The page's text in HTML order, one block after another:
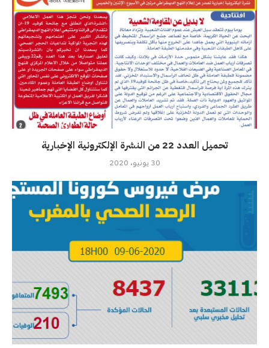
تحميل العدد 22 من النشرة الإلكترونية الإخبارية
30 يونيو، 2020